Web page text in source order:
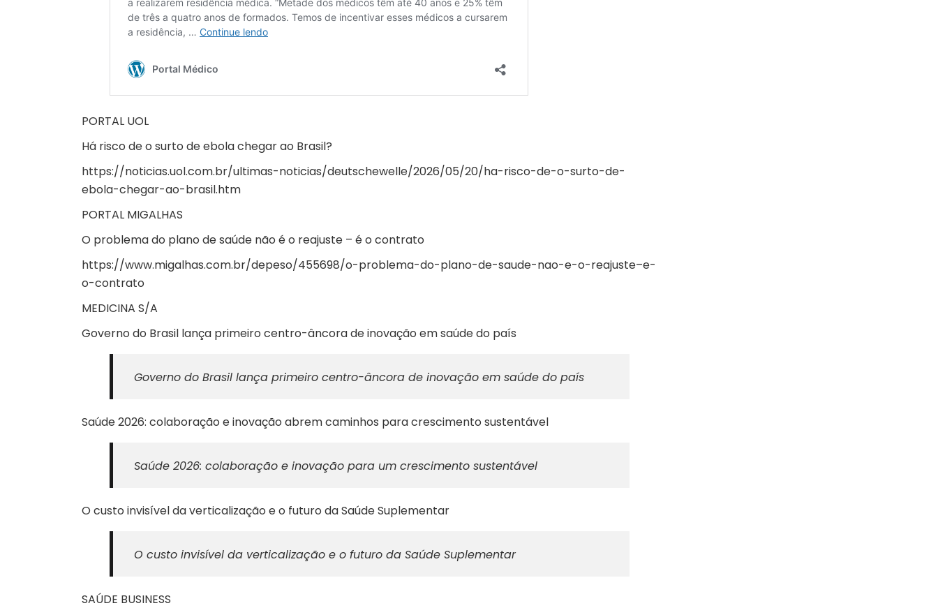
PORTAL UOL
Há risco de o surto de ebola chegar ao Brasil?
https://noticias.uol.com.br/ultimas-noticias/deutschewelle/2026/05/20/ha-risco-de-o-surto-de-
ebola-chegar-ao-brasil.htm
PORTAL MIGALHAS
O problema do plano de saúde não é o reajuste – é o contrato
https://www.migalhas.com.br/depeso/455698/o-problema-do-plano-de-saude-nao-e-o-reajuste–e-
o-contrato
MEDICINA S/A
Governo do Brasil lança primeiro centro-âncora de inovação em saúde do país
Governo do Brasil lança primeiro centro-âncora de inovação em saúde do país
Saúde 2026: colaboração e inovação abrem caminhos para crescimento sustentável
Saúde 2026: colaboração e inovação para um crescimento sustentável
O custo invisível da verticalização e o futuro da Saúde Suplementar
O custo invisível da verticalização e o futuro da Saúde Suplementar
SAÚDE BUSINESS